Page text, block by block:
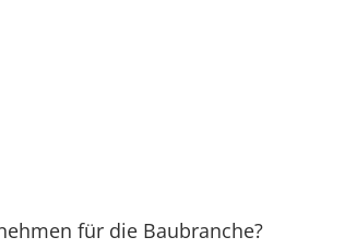
für die Baubranche?